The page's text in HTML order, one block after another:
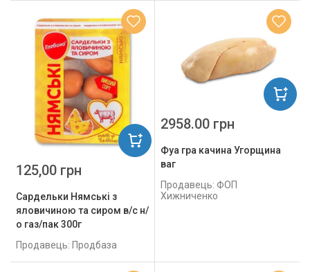
Сардельки Нямські з
яловичиною та сиром в/с н/
о газ/пак 300г
Продавець: Продбаза
125,00 грн
Фуа гра качина Угорщина
ваг
Продавець: ФОП
Хижниченко
2958.00 грн